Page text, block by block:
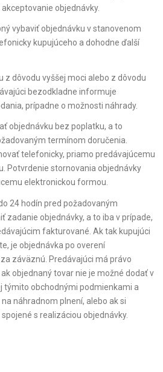
objednávky.
vybaviť objednávku v stanovenom
kupujúceho a dohodne ďalší
z dôvodu vyššej moci alebo z dôvodu
bezodkladne informuje
prípadne o možnosti náhrady.
objednávku bez poplatku, a to
termínom doručenia.
telefonicky, priamo predávajúcemu
Potvrdenie stornovania objednávky
elektronickou formou.
24 hodín pred požadovaným
zadanie objednávky, a to iba v prípade,
fakturované. Ak tak kupujúci
je objednávka po overení
záväznú. Predávajúci má právo
objednaný tovar nie je možné dodať v
týmito obchodnými podmienkami a
náhradnom plnení, alebo ak si
s realizáciou objednávky.